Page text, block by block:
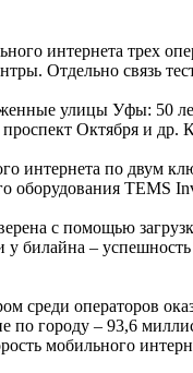
интернета трех
Отдельно связь
улицы Уфы: 50
Октября и др.
интернета по двум
оборудования TEMS
с помощью
билайна –
среди операторов
по городу – 93,6
мобильного